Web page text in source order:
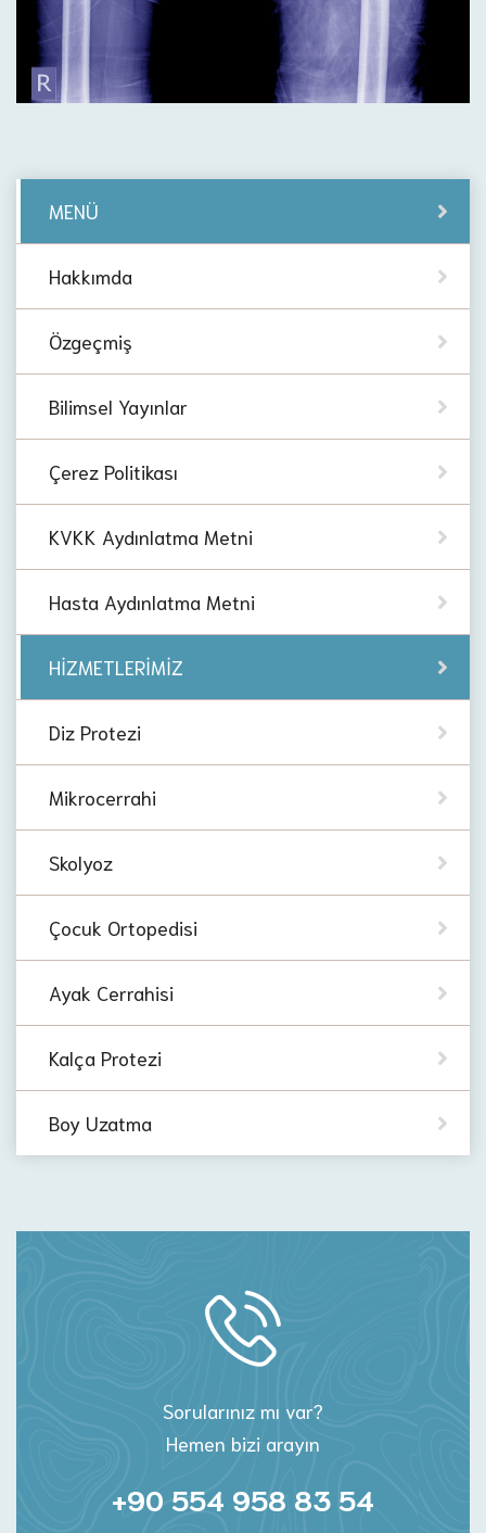
MENÜ
Hakkımda
Özgeçmiş
Bilimsel Yayınlar
Çerez Politikası
KVKK Aydınlatma Metni
Hasta Aydınlatma Metni
HİZMETLERİMİZ
Diz Protezi
Mikrocerrahi
Skolyoz
Çocuk Ortopedisi
Ayak Cerrahisi
Kalça Protezi
Boy Uzatma
Sorularınız mı var?
Hemen bizi arayın
+90 554 958 83 54